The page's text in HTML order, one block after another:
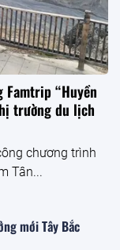
Famtrip “Huyền
trường du lịch
chương trình
Tân...
mới Tây Bắc